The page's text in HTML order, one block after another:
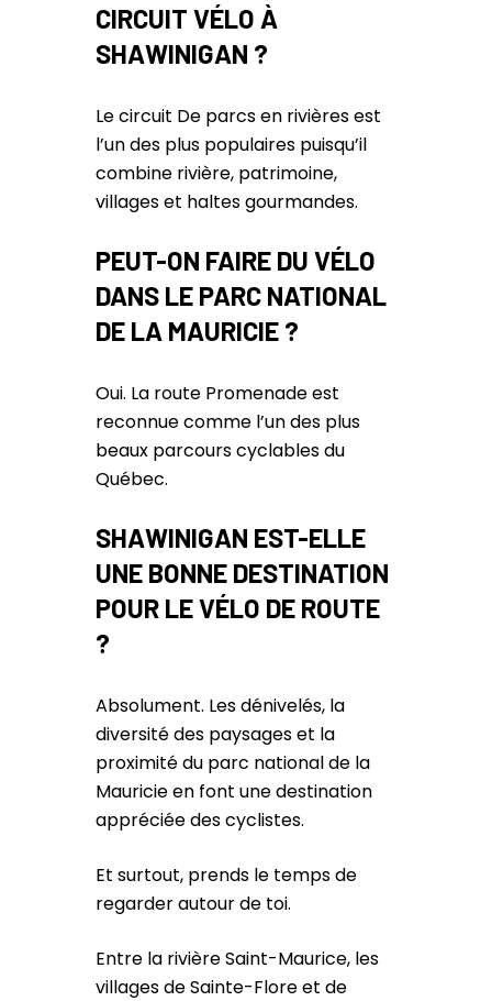
CIRCUIT VÉLO À
SHAWINIGAN ?
Le circuit De parcs en rivières est
l’un des plus populaires puisqu’il
combine rivière, patrimoine,
villages et haltes gourmandes.
PEUT-ON FAIRE DU VÉLO
DANS LE PARC NATIONAL
DE LA MAURICIE ?
Oui. La route Promenade est
reconnue comme l’un des plus
beaux parcours cyclables du
Québec.
SHAWINIGAN EST-ELLE
UNE BONNE DESTINATION
POUR LE VÉLO DE ROUTE
?
Absolument. Les dénivelés, la
diversité des paysages et la
proximité du parc national de la
Mauricie en font une destination
appréciée des cyclistes.
Et surtout, prends le temps de
regarder autour de toi.
Entre la rivière Saint-Maurice, les
villages de Sainte-Flore et de